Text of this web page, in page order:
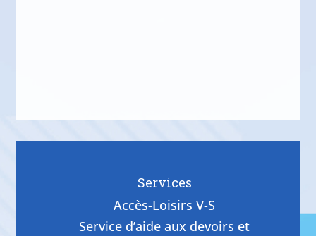
Services
Accès-Loisirs V-S
Service d’aide aux devoirs et